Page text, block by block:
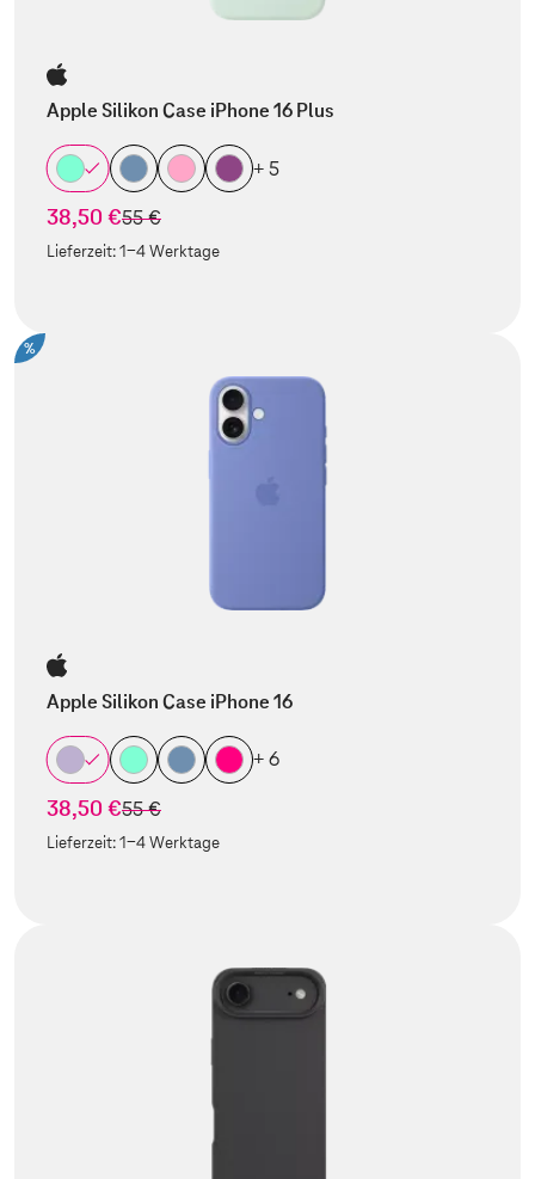
Apple Silikon Case iPhone 16 Plus
+ 5
38,50 €statt
55 €
Lieferzeit:1-4 Werktage
%
Apple Silikon Case iPhone 16
+ 6
38,50 €statt
55 €
Lieferzeit:1-4 Werktage